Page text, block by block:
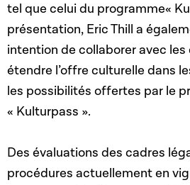
tel que celui du programme«
présentation, Eric Thill a
intention de collaborer avec
étendre l’offre culturelle dans
les possibilités offertes par le
« Kulturpass ».
Des évaluations des cadres
procédures actuellement en